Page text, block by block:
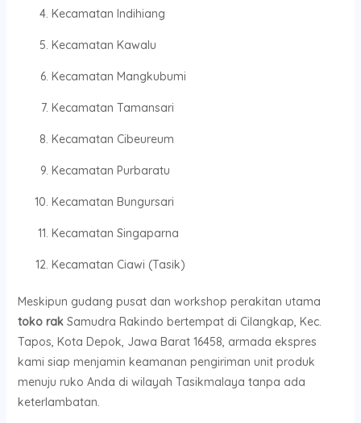
Kecamatan Indihiang
Kecamatan Kawalu
Kecamatan Mangkubumi
Kecamatan Tamansari
Kecamatan Cibeureum
Kecamatan Purbaratu
Kecamatan Bungursari
Kecamatan Singaparna
Kecamatan Ciawi (Tasik)
Meskipun gudang pusat dan workshop perakitan utama
toko rakSamudra Rakindo bertempat di Cilangkap, Kec.
Tapos, Kota Depok, Jawa Barat 16458, armada ekspres
kami siap menjamin keamanan pengiriman unit produk
menuju ruko Anda di wilayah Tasikmalaya tanpa ada
keterlambatan.